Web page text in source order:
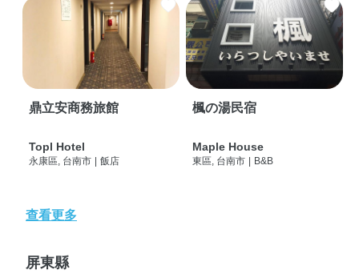
鼎立安商務旅館
Topl Hotel
永康區, 台南市 | 飯店
楓の湯民宿
Maple House
東區, 台南市 | B&B
查看更多
屏東縣